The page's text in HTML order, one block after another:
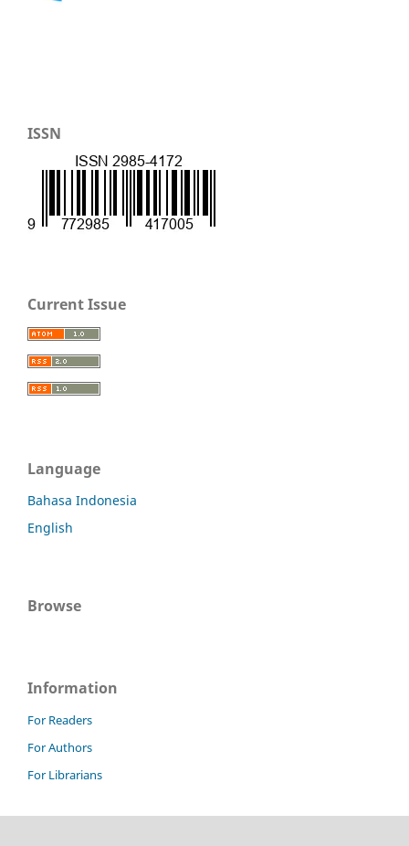
ISSN
Current Issue
Language
Bahasa Indonesia
English
Browse
Information
For Readers
For Authors
For Librarians